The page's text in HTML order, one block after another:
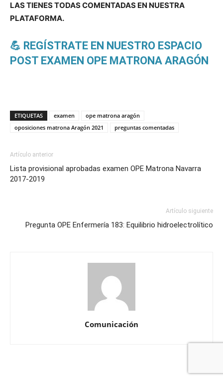
LAS TIENES TODAS COMENTADAS EN NUESTRA
PLATAFORMA.
💪 REGÍSTRATE EN NUESTRO ESPACIO
POST EXAMEN OPE MATRONA ARAGÓN
ETIQUETAS examen
ope matrona aragón
oposiciones matrona Aragón 2021
preguntas comentadas
Artículo anterior
Lista provisional aprobadas examen OPE Matrona Navarra
2017-2019
Artículo siguiente
Pregunta OPE Enfermería 183: Equilibrio hidroelectrolítico
Comunicación